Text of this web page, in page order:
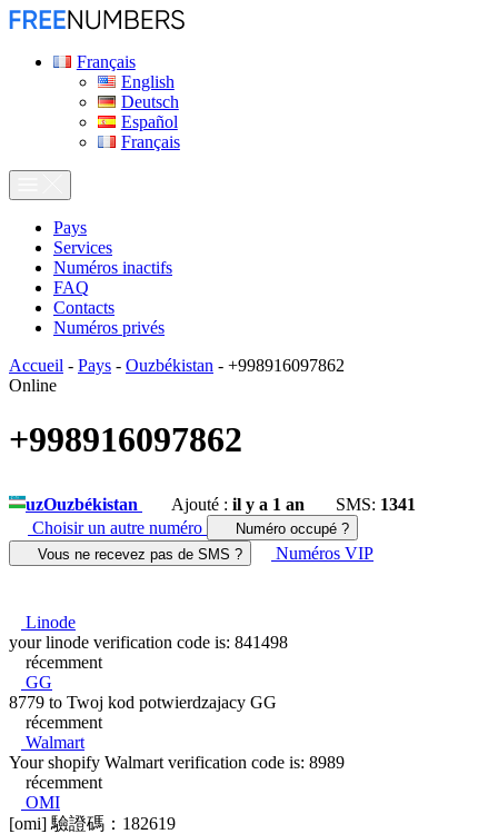
Français
English
Deutsch
Español
Français
Pays
Services
Numéros inactifs
FAQ
Contacts
Numéros privés
Accueil - Pays - Ouzbékistan - +998916097862
Online
+998916097862
uzOuzbékistan Ajouté : il y a 1 an SMS: 1341
Choisir un autre numéro
Numéro occupé ?
Vous ne recevez pas de SMS ?
Numéros VIP
Linode
your linode verification code is: 841498
récemment
GG
8779 to Twoj kod potwierdzajacy GG
récemment
Walmart
Your shopify Walmart verification code is: 8989
récemment
OMI
[omi] 驗證碼：182619